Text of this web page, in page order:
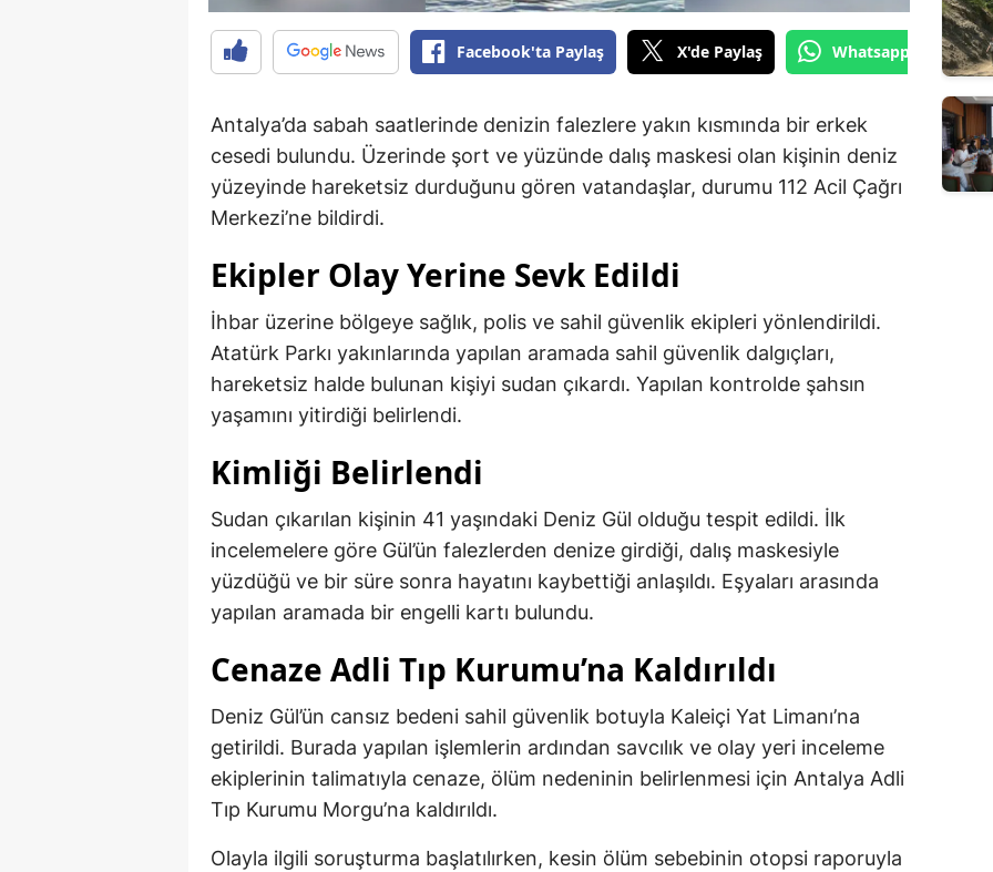
Facebook'ta Paylaş X'de Paylaş Whatsapp'tan
Antalya’da sabah saatlerinde denizin falezlere yakın kısmında bir erkek
cesedi bulundu. Üzerinde şort ve yüzünde dalış maskesi olan kişinin deniz
yüzeyinde hareketsiz durduğunu gören vatandaşlar, durumu 112 Acil Çağrı
Merkezi’ne bildirdi.
Ekipler Olay Yerine Sevk Edildi
İhbar üzerine bölgeye sağlık, polis ve sahil güvenlik ekipleri yönlendirildi.
Atatürk Parkı yakınlarında yapılan aramada sahil güvenlik dalgıçları,
hareketsiz halde bulunan kişiyi sudan çıkardı. Yapılan kontrolde şahsın
yaşamını yitirdiği belirlendi.
Kimliği Belirlendi
Sudan çıkarılan kişinin 41 yaşındaki Deniz Gül olduğu tespit edildi. İlk
incelemelere göre Gül’ün falezlerden denize girdiği, dalış maskesiyle
yüzdüğü ve bir süre sonra hayatını kaybettiği anlaşıldı. Eşyaları arasında
yapılan aramada bir engelli kartı bulundu.
Cenaze Adli Tıp Kurumu’na Kaldırıldı
Deniz Gül’ün cansız bedeni sahil güvenlik botuyla Kaleiçi Yat Limanı’na
getirildi. Burada yapılan işlemlerin ardından savcılık ve olay yeri inceleme
ekiplerinin talimatıyla cenaze, ölüm nedeninin belirlenmesi için Antalya Adli
Tıp Kurumu Morgu’na kaldırıldı.
Olayla ilgili soruşturma başlatılırken, kesin ölüm sebebinin otopsi raporuyla